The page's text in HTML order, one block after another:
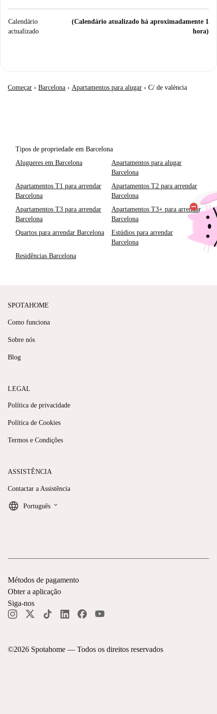
Calendário
actualizado
(Calendário atualizado há aproximadamente 1
hora)
Começar › Barcelona › Apartamentos para alugar › C/ de valència
Tipos de propriedade em Barcelona
Alugueres em Barcelona
Apartamentos para alugar
Barcelona
Apartamentos T1 para arrendar
Barcelona
Apartamentos T2 para arrendar
Barcelona
Apartamentos T3 para arrendar
Barcelona
Apartamentos T3+ para arrendar
Barcelona
Quartos para arrendar Barcelona
Estúdios para arrendar
Barcelona
Residências Barcelona
SPOTAHOME
Como funciona
Sobre nós
Blog
LEGAL
Política de privacidade
Política de Cookies
Termos e Condições
ASSISTÊNCIA
Contactar a Assistência
Português keyboard_arrow_down
©2026 Spotahome — Todos os direitos reservados
Métodos de pagamento
Obter a aplicação
Siga-nos